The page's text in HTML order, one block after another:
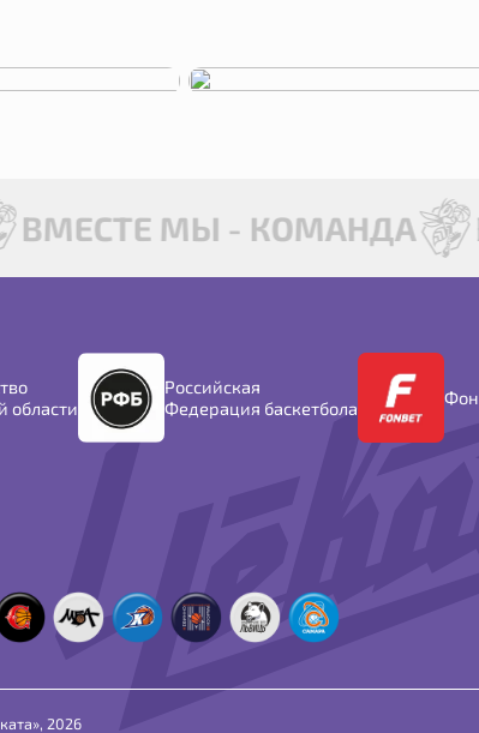
ВМЕСТЕ МЫ - КОМАНДА
области
Российская
Федерация баскетбола
2026